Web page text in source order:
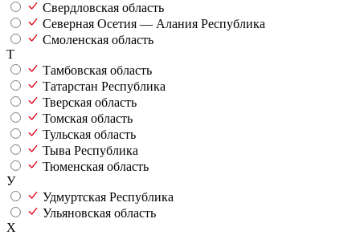
Свердловская область
Северная Осетия — Алания Республика
Смоленская область
Т
Тамбовская область
Татарстан Республика
Тверская область
Томская область
Тульская область
Тыва Республика
Тюменская область
У
Удмуртская Республика
Ульяновская область
Х